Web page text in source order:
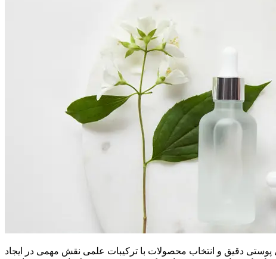
دقیق و انتخاب محصولات با ترکیبات علمی نقش مهمی در ایجاد